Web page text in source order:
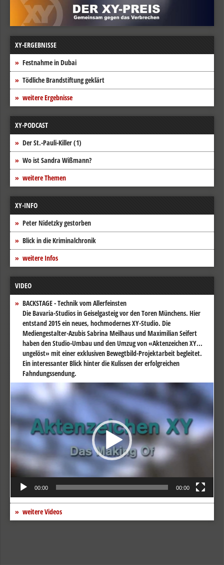
XY-ERGEBNISSE
Festnahme in Dubai
Tödliche Brandstiftung geklärt
weitere Ergebnisse
XY-PODCAST
Der St.-Pauli-Killer (1)
Wo ist Sandra Wißmann?
weitere Themen
XY-INFO
Peter Nidetzky gestorben
Blick in die Kriminalchronik
weitere Infos
VIDEO
BACKSTAGE - Technik vom Allerfeinsten
Die Bavaria-Studios in Geiselgasteig vor den Toren Münchens. Hier
entstand 2015 ein neues, hochmodernes XY-Studio. Die
Mediengestalter-Azubis Sabrina Meilhaus und Maximilian Seifert
haben den Studio-Umbau und den Umzug von «Aktenzeichen XY...
ungelöst» mit einer exklusiven Bewegtbild-Projektarbeit begleitet.
Ein interessanter Blick hinter die Kulissen der erfolgreichen
Fahndungssendung.
Video-
Player
00:00 00:00
weitere Videos